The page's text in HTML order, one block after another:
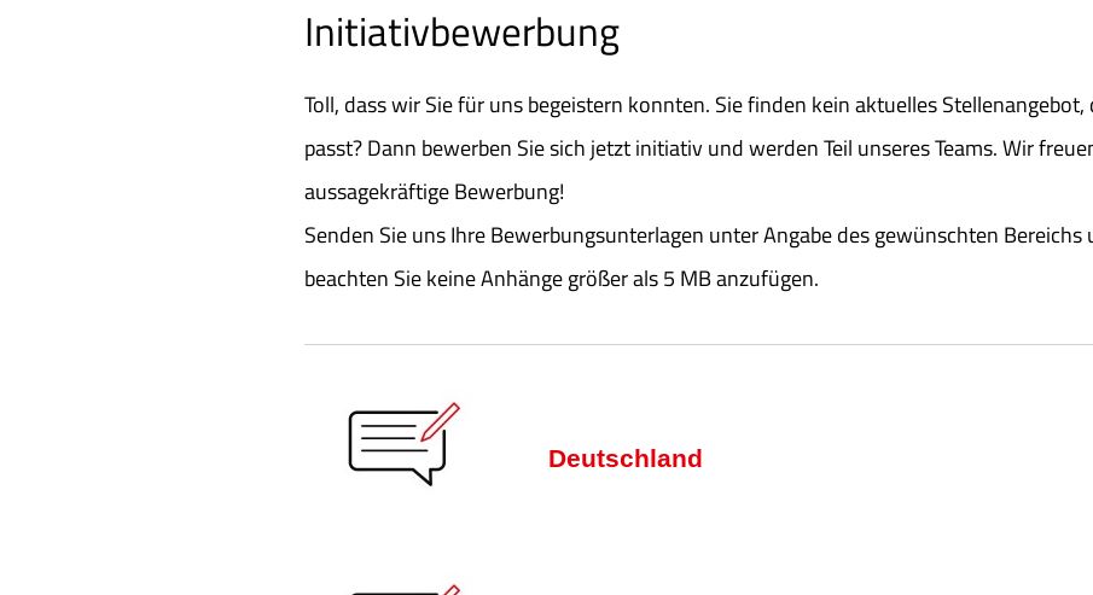
Initiativbewerbung
Toll, dass wir Sie für uns begeistern konnten. Sie finden kein aktuelles
passt? Dann bewerben Sie sich jetzt initiativ und werden Teil unseres Teams. Wir
aussagekräftige Bewerbung!
Senden Sie uns Ihre Bewerbungsunterlagen unter Angabe des gewünschten
beachten Sie keine Anhänge größer als 5 MB anzufügen.
Deutschland